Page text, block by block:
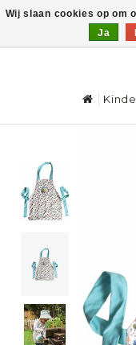
Wij slaan cookies op om
Ja